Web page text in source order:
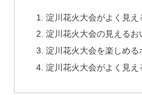
淀川花火大会がよく見
淀川花火大会の見える
淀川花火大会を楽しめ
淀川花火大会がよく見え